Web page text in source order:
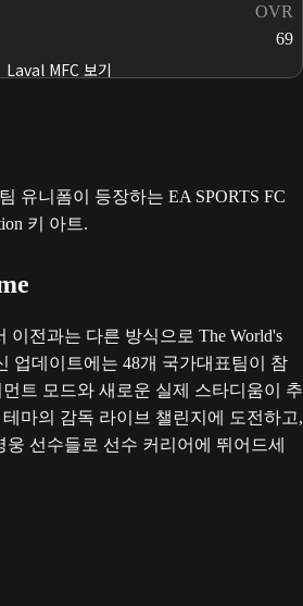
OVR
69
Laval MFC 보기
이전과는 다른 방식으로 The World's
업데이트에는 48개 국가대표팀이 참
트 모드와 새로운 실제 스타디움이 추
마의 감독 라이브 챌린지에 도전하고,
선수들로 선수 커리어에 뛰어드세